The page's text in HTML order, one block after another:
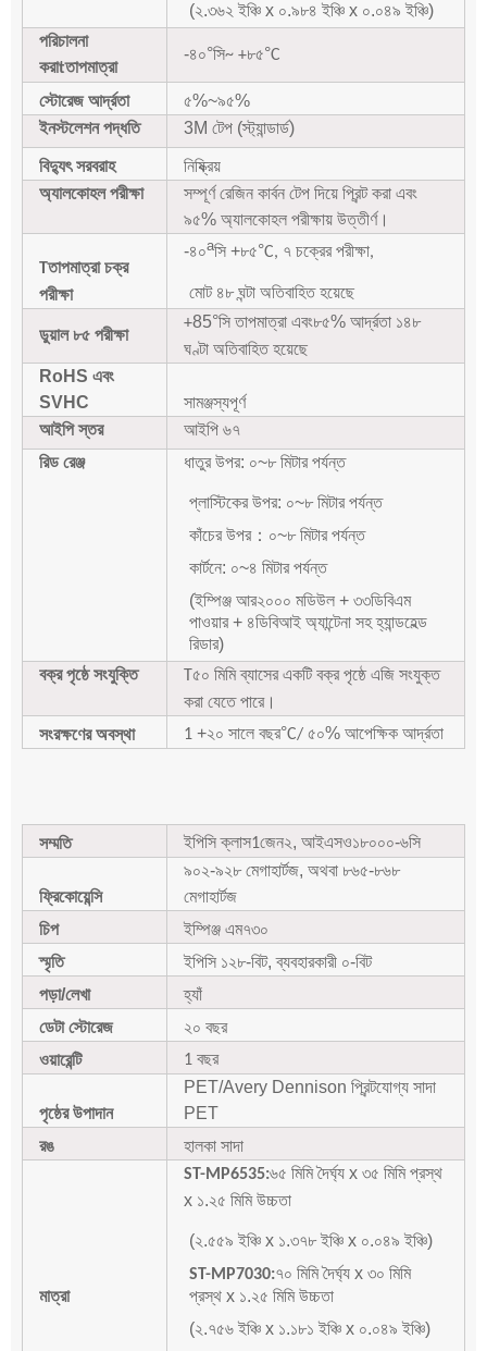
(২.৩৬২ ইঞ্চি x ০.৯৮৪ ইঞ্চি x ০.০৪৯ ইঞ্চি)
পরিচালনা
করাtতাপমাত্রা
-৪০°সি~ +৮৫°C
স্টোরেজ আর্দ্রতা
৫%~৯৫%
ইনস্টলেশন পদ্ধতি
3M টেপ (স্ট্যান্ডার্ড)
বিদ্যুৎ সরবরাহ
নিষ্ক্রিয়
অ্যালকোহল পরীক্ষা
সম্পূর্ণ রেজিন কার্বন টেপ দিয়ে প্রিন্ট করা এবং
৯৫% অ্যালকোহল পরীক্ষায় উত্তীর্ণ।
Tতাপমাত্রা চক্র
পরীক্ষা
-৪০aসি +৮৫°C, ৭ চক্রের পরীক্ষা,
মোট ৪৮ ঘন্টা অতিবাহিত হয়েছে
ডুয়াল ৮৫ পরীক্ষা
+85°সি তাপমাত্রা এবং৮৫% আর্দ্রতা ১৪৮
ঘণ্টা অতিবাহিত হয়েছে
RoHS এবং
SVHC
সামঞ্জস্যপূর্ণ
আইপি স্তর
আইপি ৬৭
রিড রেঞ্জ
ধাতুর উপর: ০~৮ মিটার পর্যন্ত
প্লাস্টিকের উপর: ০~৮ মিটার পর্যন্ত
কাঁচের উপর： ০~৮ মিটার পর্যন্ত
কার্টনে: ০~৪ মিটার পর্যন্ত
(ইম্পিঞ্জ আর২০০০ মডিউল + ৩৩ডিবিএম
পাওয়ার + ৪ডিবিআই অ্যান্টেনা সহ হ্যান্ডহেল্ড
রিডার)
বক্র পৃষ্ঠে সংযুক্তি
৫০ মিমি ব্যাসের একটি বক্র পৃষ্ঠে এজি সংযুক্ত
করা যেতে পারে।
সংরক্ষণের অবস্থা
1 +২০ সালে বছর°C/ ৫০% আপেক্ষিক আর্দ্রতা
সম্মতি ইপিসি ক্লাস1জেন২, আইএসও১৮০০০-৬সি
ফ্রিকোয়েন্সি
৯০২-৯২৮ মেগাহার্টজ, অথবা ৮৬৫-৮৬৮
মেগাহার্টজ
চিপ
ইম্পিঞ্জ এম৭৩০
স্মৃতি
ইপিসি ১২৮-বিট, ব্যবহারকারী ০-বিট
পড়া/লেখা
হ্যাঁ
ডেটা স্টোরেজ
২০ বছর
ওয়ারেন্টি
1 বছর
পৃষ্ঠের উপাদান
PET/Avery Dennison প্রিন্টযোগ্য সাদা
PET
রঙ
হালকা সাদা
মাত্রা
ST-MP6535:৬৫ মিমি দৈর্ঘ্য x ৩৫ মিমি প্রস্থ
x ১.২৫ মিমি উচ্চতা
(২.৫৫৯ ইঞ্চি x ১.৩৭৮ ইঞ্চি x ০.০৪৯ ইঞ্চি)
ST-MP7030:৭০ মিমি দৈর্ঘ্য x ৩০ মিমি
প্রস্থ x ১.২৫ মিমি উচ্চতা
(২.৭৫৬ ইঞ্চি x ১.১৮১ ইঞ্চি x ০.০৪৯ ইঞ্চি)